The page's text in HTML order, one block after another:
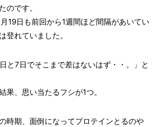
のです。
19日も前回から1週間ほど間隔があいてい
登れていました。
と7日でそこまで差はないはず・・。」と
果、思い当たるフシが1つ。
時期、面倒になってプロテインとるのや